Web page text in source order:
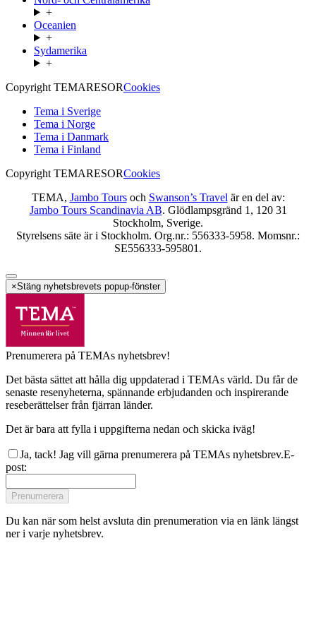
+
Oceanien
+
Sydamerika
+
Copyright TEMARESORCookies
Tema i Sverige
Tema i Norge
Tema i Danmark
Tema i Finland
Copyright TEMARESORCookies
TEMA, Jambo Toursoch Swanson’s Travel är en del av:
Jambo Tours Scandinavia AB. Glödlampsgränd 1, 120 31
Stockholm, Sverige.
Styrelsens säte är i Stockholm. Org.nr.: 556333-5958. Momsnr.:
SE556333-595801.
×Stäng nyhetsbrevets popup-fönster
Prenumerera på TEMAs nyhetsbrev!
Det bästa sättet att hålla dig uppdaterad i TEMAs värld. Du får de
senaste resenyheterna, spännande erbjudanden och inspirerande
reseberättelser från fjärran länder.
Det är bara att fylla i uppgifterna nedan och skicka iväg!
Ja, tack! Jag vill gärna prenumerera på TEMAs nyhetsbrev.E-
post:
Prenumerera
Du kan när som helst avsluta din prenumeration via en länk längst
ner i varje nyhetsbrev.